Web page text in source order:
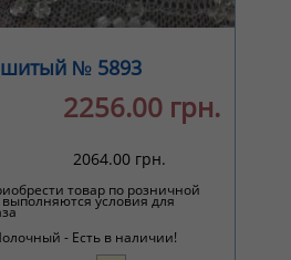
№ 5893
2256.00 грн.
2064.00 грн.
товар по розничной
условия для
- Есть в наличии!